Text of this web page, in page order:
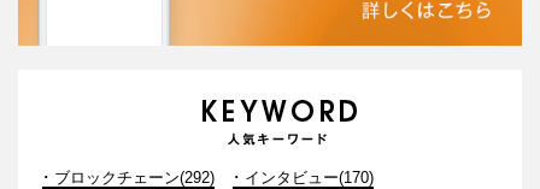
ブロックチェーン(292) インタビュー(170)